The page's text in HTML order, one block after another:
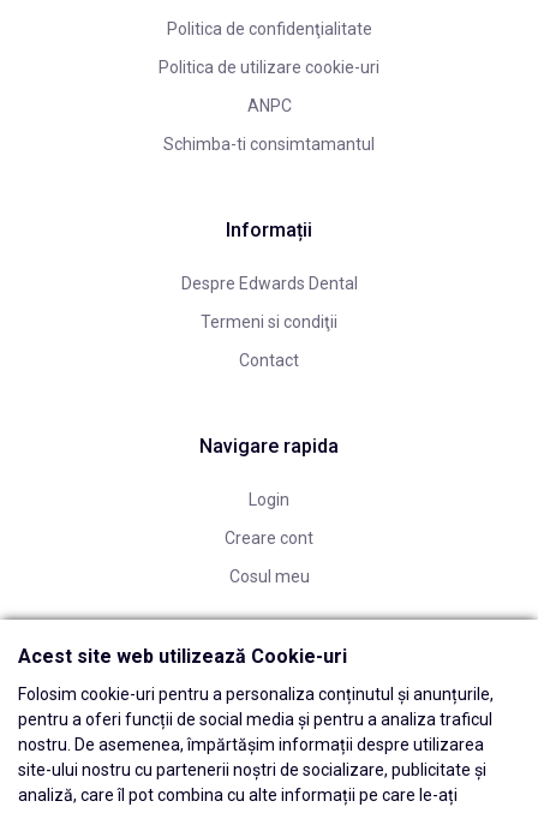
Politica de confidenţialitate
Politica de utilizare cookie-uri
ANPC
Schimba-ti consimtamantul
Informații
Despre Edwards Dental
Termeni si condiţii
Contact
Navigare rapida
Login
Creare cont
Cosul meu
Acest site web utilizează Cookie-uri
Folosim cookie-uri pentru a personaliza conținutul și anunțurile,
pentru a oferi funcții de social media și pentru a analiza traficul
nostru. De asemenea, împărtășim informații despre utilizarea
site-ului nostru cu partenerii noștri de socializare, publicitate și
analiză, care îl pot combina cu alte informații pe care le-ați